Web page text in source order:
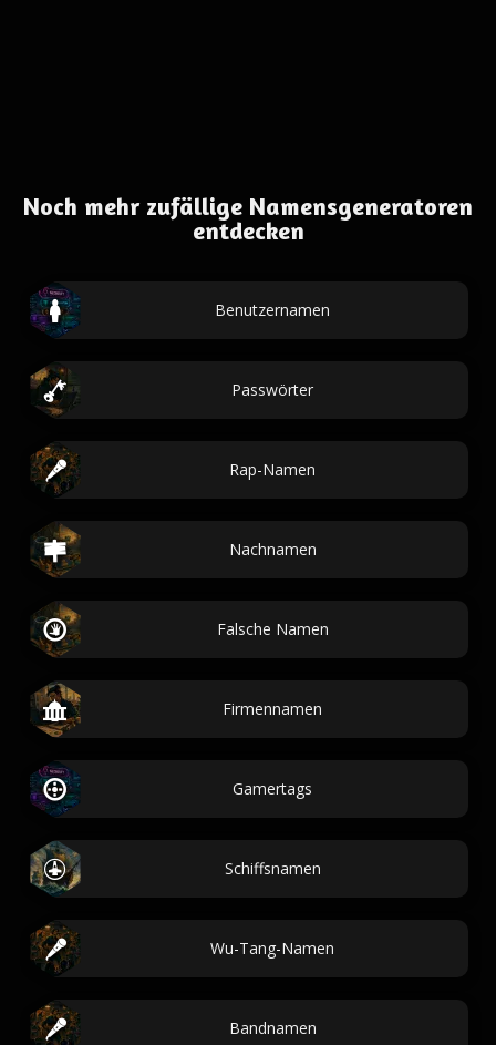
Noch mehr zufällige Namensgeneratoren
entdecken
Benutzernamen
Passwörter
Rap-Namen
Nachnamen
Falsche Namen
Firmennamen
Gamertags
Schiffsnamen
Wu-Tang-Namen
Bandnamen